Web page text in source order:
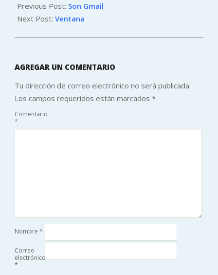
hacer la diferencia entre
que los dejen o no…
01-
28
Previous Post: Son Gmail
Next Post: Ventana
AGREGAR UN COMENTARIO
Tu dirección de correo electrónico no será publicada.
Los campos requeridos están marcados *
Comentario
*
Nombre *
Correo
electrónico
*